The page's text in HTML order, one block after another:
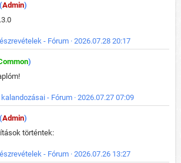
Admin)
- Fórum · 2026.07.28 20:17
)
- Fórum · 2026.07.27 07:09
Admin)
történtek:
- Fórum · 2026.07.26 13:27